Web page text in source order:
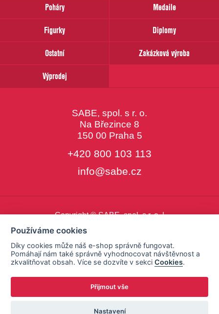
email
Poháry
Medaile
Figurky
Diplomy
Ostatní
Zakázková výroba
Výprodej
SABE, spol. s r. o.
Na Březince 8
150 00 Praha 5
+420 800 103 113
info@sabe.cz
Copyright © SABE, spol. s r. o. |
Používáme cookies
Díky cookies může náš e-shop správně fungovat.
Pomáhají nám také správně vyhodnocovat návštěvnost a
zkvalitňovat obsah. Více se dozvíte v sekciCookies.
Přijmout vše
Nastavení